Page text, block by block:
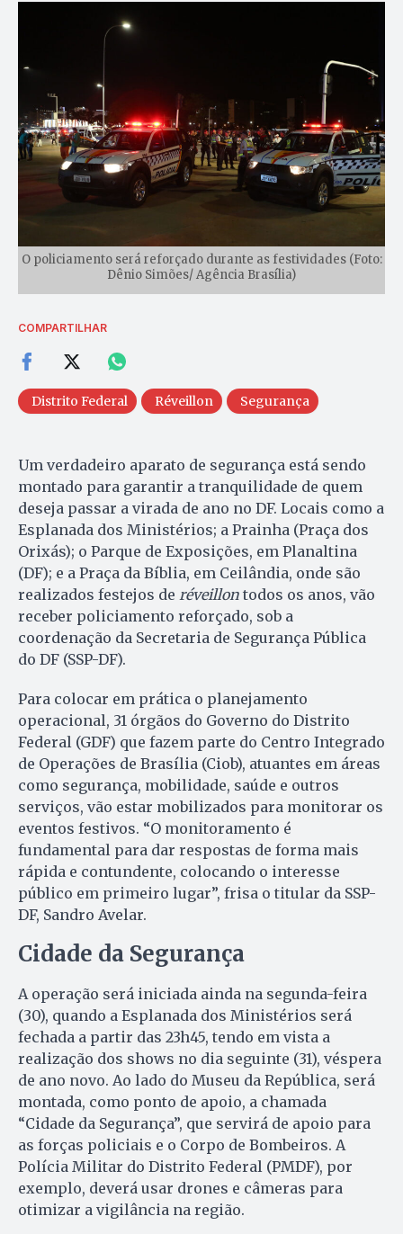
O policiamento será reforçado durante as festividades (Foto:
Dênio Simões/ Agência Brasília)
COMPARTILHAR
Distrito Federal Réveillon Segurança
Um verdadeiro aparato de segurança está sendo
montado para garantir a tranquilidade de quem
deseja passar a virada de ano no DF. Locais como a
Esplanada dos Ministérios; a Prainha (Praça dos
Orixás); o Parque de Exposições, em Planaltina
(DF); e a Praça da Bíblia, em Ceilândia, onde são
realizados festejos de réveillon todos os anos, vão
receber policiamento reforçado, sob a
coordenação da Secretaria de Segurança Pública
do DF (SSP-DF).
Para colocar em prática o planejamento
operacional, 31 órgãos do Governo do Distrito
Federal (GDF) que fazem parte do Centro Integrado
de Operações de Brasília (Ciob), atuantes em áreas
como segurança, mobilidade, saúde e outros
serviços, vão estar mobilizados para monitorar os
eventos festivos. “O monitoramento é
fundamental para dar respostas de forma mais
rápida e contundente, colocando o interesse
público em primeiro lugar”, frisa o titular da SSP-
DF, Sandro Avelar.
Cidade da Segurança
A operação será iniciada ainda na segunda-feira
(30), quando a Esplanada dos Ministérios será
fechada a partir das 23h45, tendo em vista a
realização dos shows no dia seguinte (31), véspera
de ano novo. Ao lado do Museu da República, será
montada, como ponto de apoio, a chamada
“Cidade da Segurança”, que servirá de apoio para
as forças policiais e o Corpo de Bombeiros. A
Polícia Militar do Distrito Federal (PMDF), por
exemplo, deverá usar drones e câmeras para
otimizar a vigilância na região.